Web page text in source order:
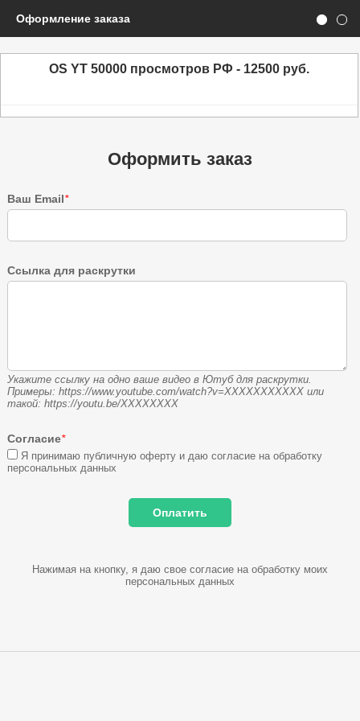
Оформление заказа
Оформить заказ
Ваш Email*
Ссылка для раскрутки
Укажите ссылку на одно ваше видео в Ютуб для раскрутки.
Примеры: https://www.youtube.com/watch?v=XXXXXXXXXXX или
такой: https://youtu.be/XXXXXXXX
Согласие*
Я принимаю публичную оферту и даю согласие на обработку
персональных данных
Нажимая на кнопку, я даю свое согласие на обработку моих
персональных данных
OS YT 50000 просмотров РФ - 12500 руб.